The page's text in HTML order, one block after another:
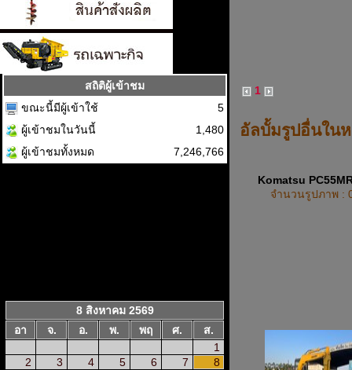
สถิติผู้เข้าชม
ขณะนี้มีผู้เข้าใช้
5
ผู้เข้าชมในวันนี้
1,480
ผู้เข้าชมทั้งหมด
7,246,766
8 สิงหาคม 2569
อา
จ. อ. พ. พฤ ศ.
ส.
1
2
3 4 5 6 7
8
1
อัลบั้มรูปอื่นใน
Komatsu
จำนวนรูปภาพ :